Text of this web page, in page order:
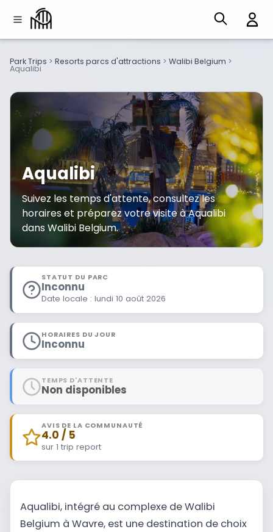
Park Trips > Resorts parcs d'attractions > Walibi Belgium >
Aqualibi
Aqualibi
Suivez les temps d'attente, consultez les
horaires et préparez votre visite à Aqualibi
dans Walibi Belgium.
STATUT DU PARC
Inconnu
Date locale : lundi 10 août 2026
HORAIRES DU JOUR
Inconnu
TEMPS D'ATTENTE
Non disponibles
AVIS DE LA COMMUNAUTÉ
4.0 / 5
sur 1 trip report
Aqualibi, intégré au complexe de Walibi
Belgium à Wavre, est une destination de choix